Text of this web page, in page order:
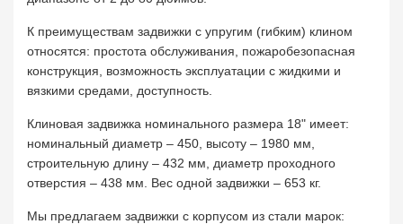
К преимуществам задвижки c упругим (гибким) клином
относятся: простота обслуживания, пожаробезопасная
конструкция, возможность эксплуатации с жидкими и
вязкими средами, доступность.
Клиновая задвижка номинального размера 18" имеет:
номинальный диаметр – 450, высоту – 1980 мм,
строительную длину – 432 мм, диаметр проходного
отверстия – 438 мм. Вес одной задвижки – 653 кг.
Мы предлагаем задвижки с корпусом из стали марок: